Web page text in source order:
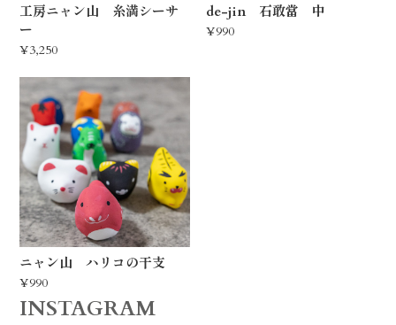
工房ニャン山 糸満シーサ
ー
¥3,250
de-jin 石敢當 中
¥990
ニャン山 ハリコの干支
¥990
INSTAGRAM